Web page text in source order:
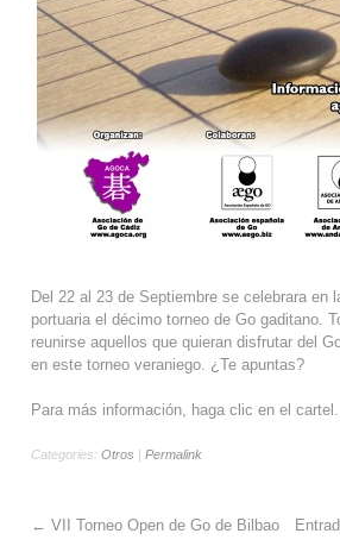
Del 22 al 23 de Septiembre se celebrara en
portuaria el décimo torneo de Go gaditano.
reunirse aquellos que quieran disfrutar del
en este torneo veraniego. ¿Te apuntas?
Para más información, haga clic en el cartel.
Categories: Otros | Permalink
← VII Torneo Open de Go de Bilbao